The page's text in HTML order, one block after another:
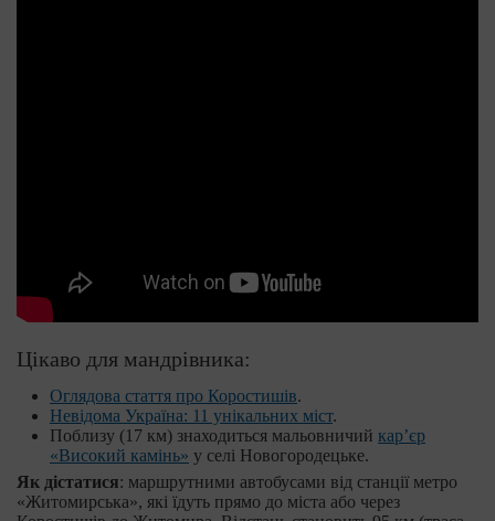
Цікаво для мандрівника:
Оглядова стаття про Коростишів.
Невідома Україна: 11 унікальних міст.
Поблизу (17 км) знаходиться мальовничий кар’єр
«Високий камінь» у селі Новогородецьке.
Як дістатися: маршрутними автобусами від станції метро
«Житомирська», які їдуть прямо до міста або через